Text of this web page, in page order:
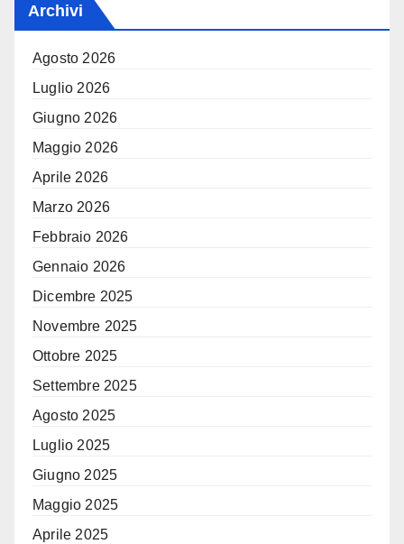
Archivi
Agosto 2026
Luglio 2026
Giugno 2026
Maggio 2026
Aprile 2026
Marzo 2026
Febbraio 2026
Gennaio 2026
Dicembre 2025
Novembre 2025
Ottobre 2025
Settembre 2025
Agosto 2025
Luglio 2025
Giugno 2025
Maggio 2025
Aprile 2025